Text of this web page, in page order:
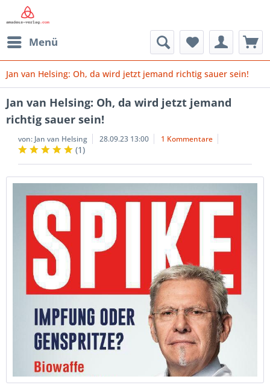
Menü
Jan van Helsing: Oh, da wird jetzt jemand richtig sauer sein!
Jan van Helsing: Oh, da wird jetzt jemand
richtig sauer sein!
von: Jan van Helsing 28.09.23 13:00 1 Kommentare
(1)